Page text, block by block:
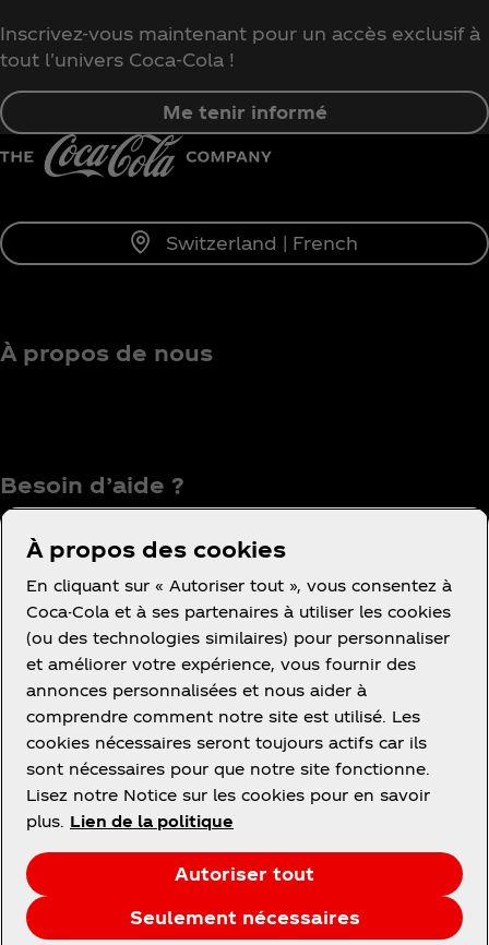
Inscrivez-vous maintenant pour un accès exclusif à
tout l'univers Coca‑Cola !
Me tenir informé
Switzerland | French
À propos de nous
Besoin d’aide ?
Condition d’utilisation
Avis de confidentialité des consommateurs
Avis relatif aux cookies
Paramètres des cookies
Politique d’accessibilité
Facebook
À propos des cookies
En cliquant sur « Autoriser tout », vous consentez à
Coca-Cola et à ses partenaires à utiliser les cookies
(ou des technologies similaires) pour personnaliser
et améliorer votre expérience, vous fournir des
annonces personnalisées et nous aider à
comprendre comment notre site est utilisé. Les
cookies nécessaires seront toujours actifs car ils
sont nécessaires pour que notre site fonctionne.
Lisez notre Notice sur les cookies pour en savoir
plus. Lien de la politique
Autoriser tout
Seulement nécessaires